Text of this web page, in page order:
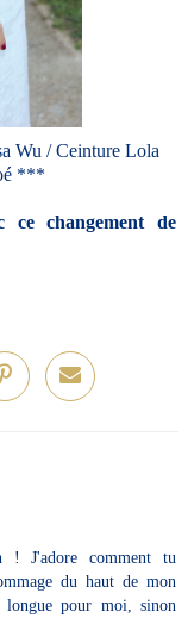
Wu / Ceinture Lola
***
ce changement de
! J'adore comment tu
du haut de mon
longue pour moi, sinon